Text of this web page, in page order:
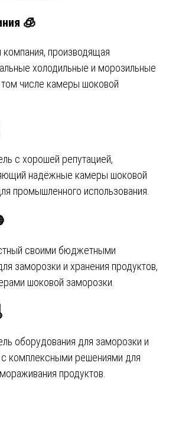
🧊
компания, производящая
холодильные и морозильные
том числе камеры шоковой
с хорошей репутацией,
надёжные камеры шоковой
промышленного использования.
своими бюджетными
заморозки и хранения продуктов,
шоковой заморозки.
оборудования для заморозки и
комплексными решениями для
продуктов.